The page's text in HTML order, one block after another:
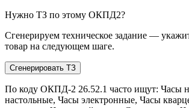
Нужно ТЗ по этому ОКПД2?
Сгенерируем техническое задание —
товар на следующем шаге.
Сгенерировать ТЗ
По коду ОКПД-2 26.52.1 часто ищут: Часы
настольные, Часы электронные, Часы